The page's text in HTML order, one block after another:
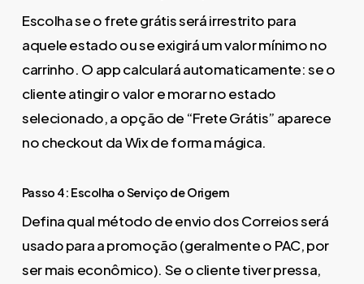
Escolha se o frete grátis será irrestrito para
aquele estado ou se exigirá um valor mínimo no
carrinho. O app calculará automaticamente: se o
cliente atingir o valor e morar no estado
selecionado, a opção de “Frete Grátis” aparece
no checkout da Wix de forma mágica.
Passo 4: Escolha o Serviço de Origem
Defina qual método de envio dos Correios será
usado para a promoção (geralmente o PAC, por
ser mais econômico). Se o cliente tiver pressa,